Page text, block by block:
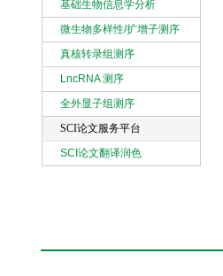
基础生物信息学分析
微生物多样性/扩增子测序
真核转录组测序
LncRNA 测序
全外显子组测序
SCI论文服务平台
SCI论文翻译润色